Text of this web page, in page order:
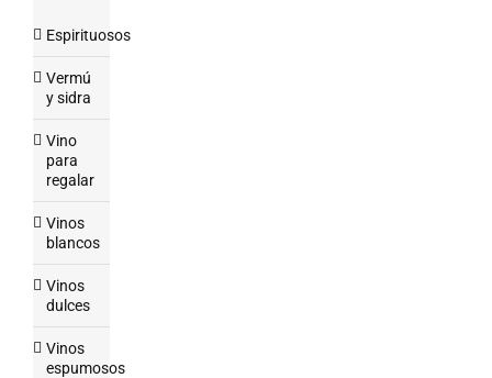
Espirituosos
Vermú
y sidra
Vino
para
regalar
Vinos
blancos
Vinos
dulces
Vinos
espumosos